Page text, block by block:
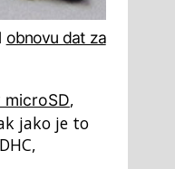
obnovu dat za
,
jako je to